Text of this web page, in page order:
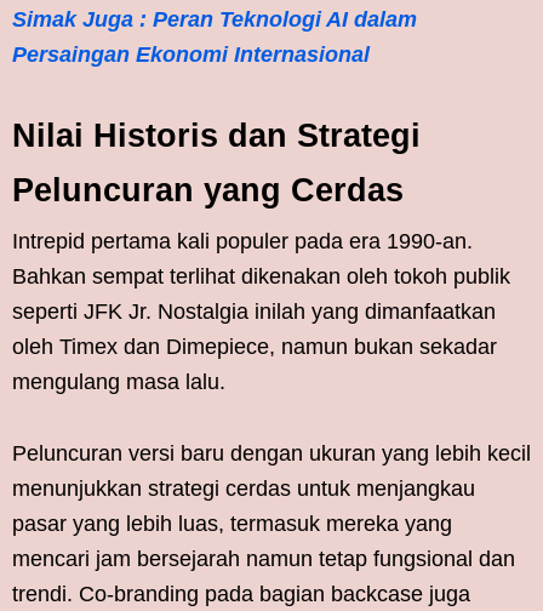
Simak Juga : Peran Teknologi AI dalam
Persaingan Ekonomi Internasional
Nilai Historis dan Strategi
Peluncuran yang Cerdas
Intrepid pertama kali populer pada era 1990-an.
Bahkan sempat terlihat dikenakan oleh tokoh publik
seperti JFK Jr. Nostalgia inilah yang dimanfaatkan
oleh Timex dan Dimepiece, namun bukan sekadar
mengulang masa lalu.
Peluncuran versi baru dengan ukuran yang lebih kecil
menunjukkan strategi cerdas untuk menjangkau
pasar yang lebih luas, termasuk mereka yang
mencari jam bersejarah namun tetap fungsional dan
trendi. Co-branding pada bagian backcase juga